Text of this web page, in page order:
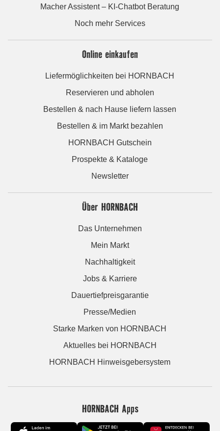
Macher Assistent – KI-Chatbot Beratung
Noch mehr Services
Online einkaufen
Liefermöglichkeiten bei HORNBACH
Reservieren und abholen
Bestellen & nach Hause liefern lassen
Bestellen & im Markt bezahlen
HORNBACH Gutschein
Prospekte & Kataloge
Newsletter
Über HORNBACH
Das Unternehmen
Mein Markt
Nachhaltigkeit
Jobs & Karriere
Dauertiefpreisgarantie
Presse/Medien
Starke Marken von HORNBACH
Aktuelles bei HORNBACH
HORNBACH Hinweisgebersystem
HORNBACH Apps